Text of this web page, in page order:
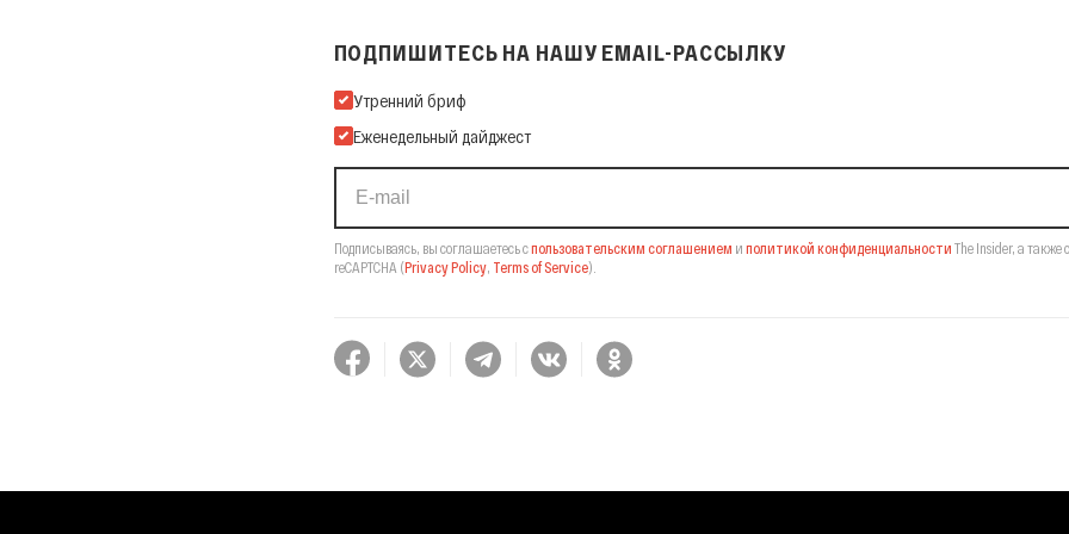
ПОДПИШИТЕСЬ НА НАШУ EMAIL-РАССЫЛКУ
Подпишитесь на нашу Email-рассылку
Утренний бриф
Еженедельный дайджест
Подписываясь, вы соглашаетесь спользовательским соглашением и политикой конфиденциальности The Insider, а также
reCAPTCHA (Privacy Policy, Terms of Service).